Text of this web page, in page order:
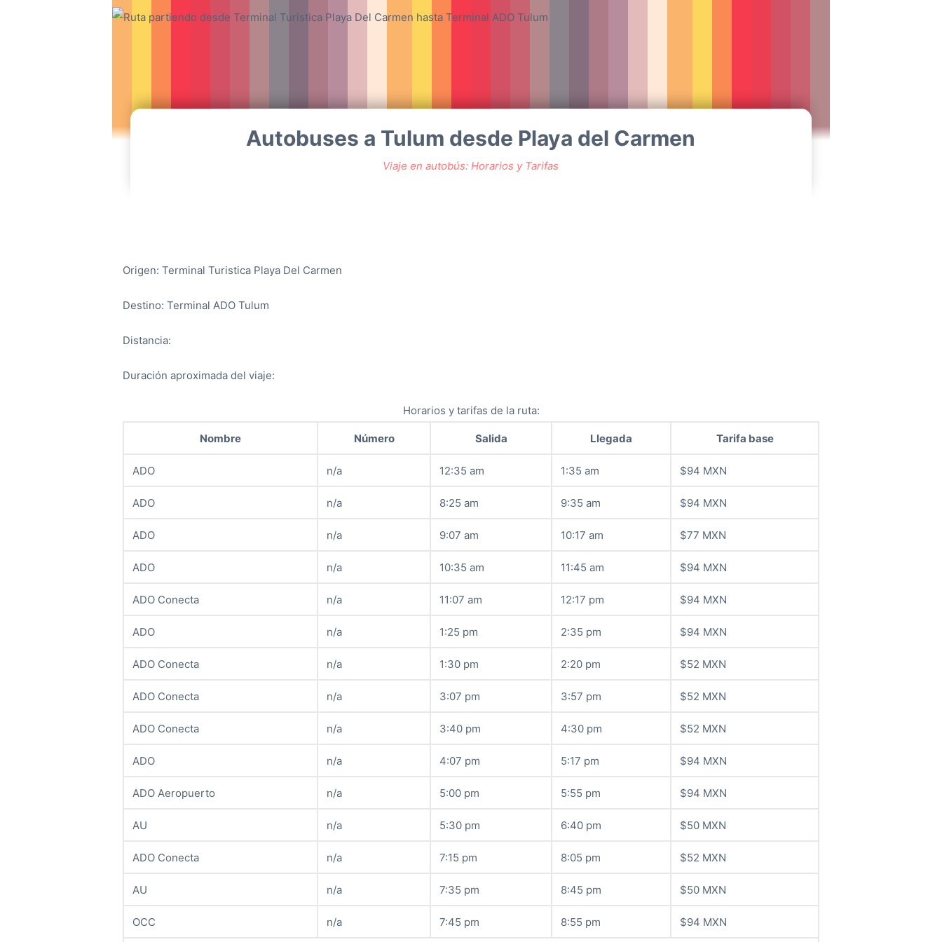
Autobuses a Tulum desde Playa del Carmen
Viaje en autobús: Horarios y Tarifas
Origen: Terminal Turistica Playa Del Carmen
Destino: Terminal ADO Tulum
Distancia:
Duración aproximada del viaje:
Horarios y tarifas de la ruta:
Nombre Número Salida Llegada Tarifa base
ADO n/a 12:35 am 1:35 am $94 MXN
ADO n/a 8:25 am 9:35 am $94 MXN
ADO n/a 9:07 am 10:17 am $77 MXN
ADO n/a 10:35 am 11:45 am $94 MXN
ADO Conecta n/a 11:07 am 12:17 pm $94 MXN
ADO n/a 1:25 pm 2:35 pm $94 MXN
ADO Conecta n/a 1:30 pm 2:20 pm $52 MXN
ADO Conecta n/a 3:07 pm 3:57 pm $52 MXN
ADO Conecta n/a 3:40 pm 4:30 pm $52 MXN
ADO n/a 4:07 pm 5:17 pm $94 MXN
ADO Aeropuerto n/a 5:00 pm 5:55 pm $94 MXN
AU n/a 5:30 pm 6:40 pm $50 MXN
ADO Conecta n/a 7:15 pm 8:05 pm $52 MXN
AU n/a 7:35 pm 8:45 pm $50 MXN
OCC n/a 7:45 pm 8:55 pm $94 MXN